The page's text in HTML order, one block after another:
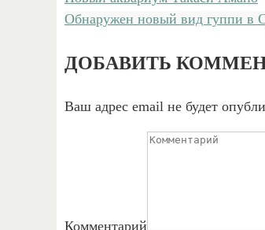
Обнаружен новый вид гуппи в
ДОБАВИТЬ
Ваш адрес email не будет
Комментарий